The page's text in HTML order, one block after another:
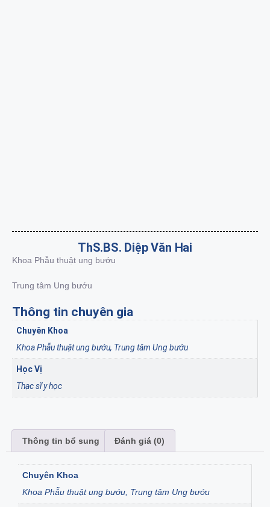
ThS.BS. Diệp Văn Hai
Khoa Phẫu thuật ung bướu
Trung tâm Ung bướu
Thông tin chuyên gia
Chuyên Khoa
Khoa Phẫu thuật ung bướu, Trung tâm Ung bướu
Học Vị
Thạc sĩ y học
Thông tin bổ sung Đánh giá (0)
Chuyên Khoa
Khoa Phẫu thuật ung bướu, Trung tâm Ung bướu